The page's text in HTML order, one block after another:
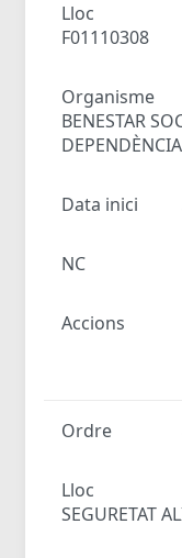
Lloc
F01110308
Organisme
BENESTAR
DEPENDÈNCIA
Data inici
NC
Accions
Ordre
Lloc
SEGURETAT